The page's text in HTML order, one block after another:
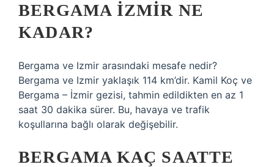
BERGAMA İZMIR NE
KADAR?
Bergama ve Izmir arasındaki mesafe nedir?
Bergama ve Izmir yaklaşık 114 km’dir. Kamil Koç ve
Bergama – İzmir gezisi, tahmin edildikten en az 1
saat 30 dakika sürer. Bu, havaya ve trafik
koşullarına bağlı olarak değişebilir.
BERGAMA KAÇ SAATTE